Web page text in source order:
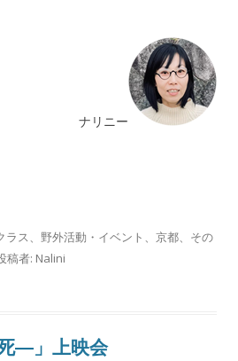
ナリニー
ラス、 野外活動・イベント 、 京都、 その
稿者: Nalini
―」上映会